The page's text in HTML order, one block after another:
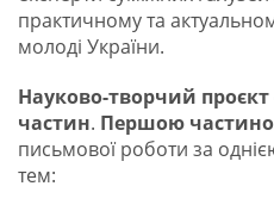
практичному та
молоді України.
Науково-творчий проєкт
частин. Першою
письмової роботи за
тем: